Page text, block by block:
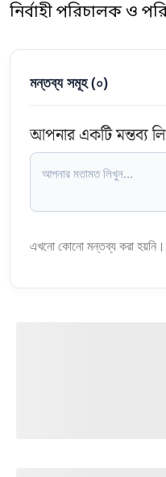
নির্বাহী পরিচালক ও
মন্তব্য সমূহ (০)
আপনার একটি মন্তব্য
এখনো কোনো মন্তব্য করা হয়নি।